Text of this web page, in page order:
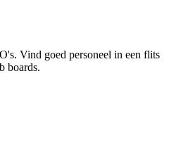
Vind goed personeel in een flits
boards.